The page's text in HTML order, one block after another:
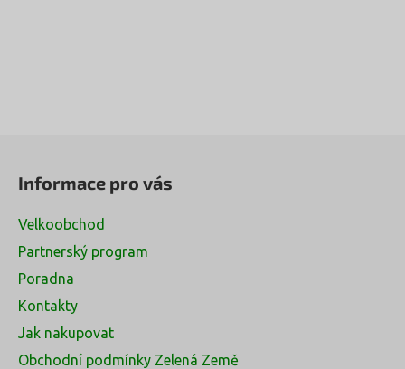
Informace pro vás
Velkoobchod
Partnerský program
Poradna
Kontakty
Jak nakupovat
Obchodní podmínky Zelená Země